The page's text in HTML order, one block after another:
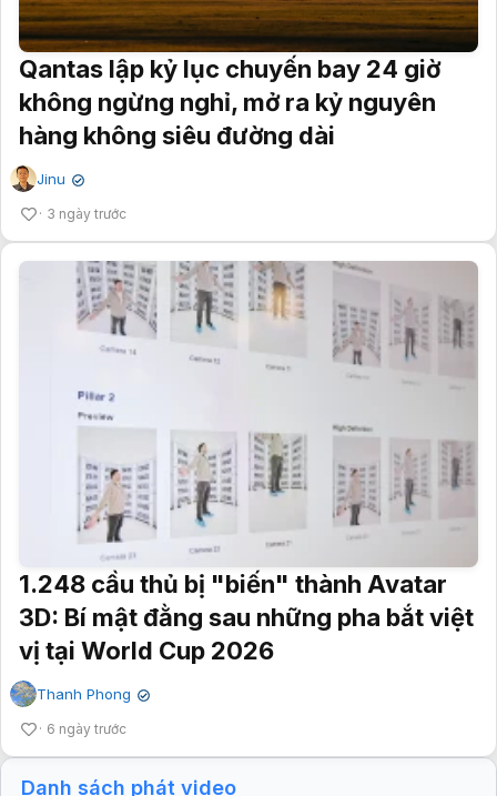
Qantas lập kỷ lục chuyến bay 24 giờ
không ngừng nghỉ, mở ra kỷ nguyên
hàng không siêu đường dài
Jinu ✔
3 ngày trước
1.248 cầu thủ bị "biến" thành Avatar
3D: Bí mật đằng sau những pha bắt việt
vị tại World Cup 2026
Thanh Phong ✔
6 ngày trước
Danh sách phát video